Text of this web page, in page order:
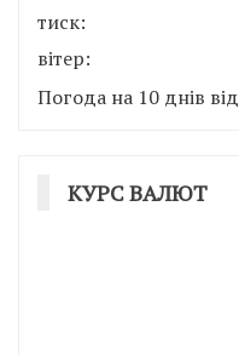
тиск:
вітер:
Погода на 10 днів від
КУРС ВАЛЮТ